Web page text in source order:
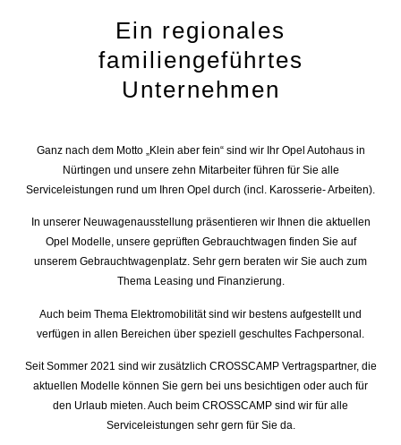
Ein regionales
familiengeführtes
Unternehmen
Ganz nach dem Motto „Klein aber fein“ sind wir Ihr Opel Autohaus in
Nürtingen und unsere zehn Mitarbeiter führen für Sie alle
Serviceleistungen rund um Ihren Opel durch (incl. Karosserie- Arbeiten).
In unserer Neuwagenausstellung präsentieren wir Ihnen die aktuellen
Opel Modelle, unsere geprüften Gebrauchtwagen finden Sie auf
unserem Gebrauchtwagenplatz. Sehr gern beraten wir Sie auch zum
Thema Leasing und Finanzierung.
Auch beim Thema Elektromobilität sind wir bestens aufgestellt und
verfügen in allen Bereichen über speziell geschultes Fachpersonal.
Seit Sommer 2021 sind wir zusätzlich CROSSCAMP Vertragspartner, die
aktuellen Modelle können Sie gern bei uns besichtigen oder auch für
den Urlaub mieten. Auch beim CROSSCAMP sind wir für alle
Serviceleistungen sehr gern für Sie da.